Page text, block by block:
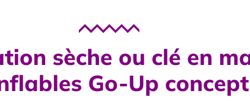
sèche ou clé en
Go-Up concept